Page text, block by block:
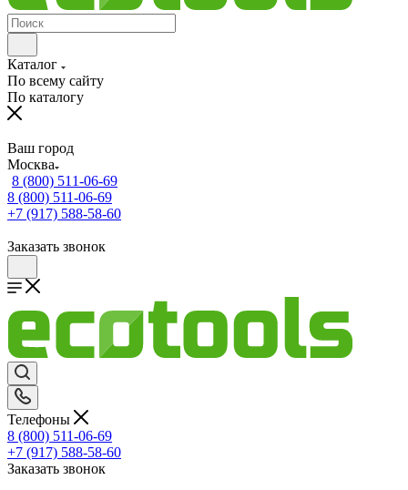
Каталог
По всему сайту
По каталогу
Ваш город
Москва
8 (800) 511-06-69
8 (800) 511-06-69
+7 (917) 588-58-60
Заказать звонок
Телефоны
8 (800) 511-06-69
+7 (917) 588-58-60
Заказать звонок